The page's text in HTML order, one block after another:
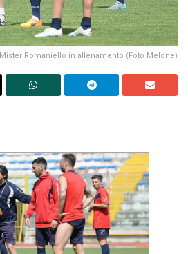
Mister Romaniello in allenamento (Foto Melone)